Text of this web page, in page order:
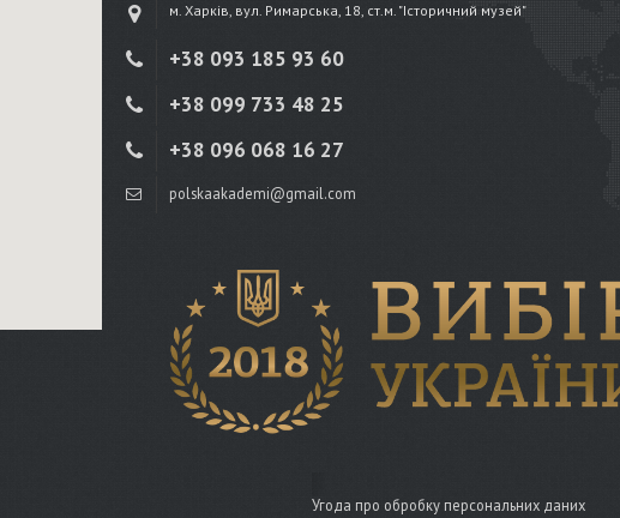
м. Харків, вул. Римарська, 18, ст.м. "Історичний музей"
+38 ‎093 185 93 60
+38 ‎099 733 48 25
+38 096 068 16 27
polskaakademi@gmail.com
Угода про обробку персональних даних